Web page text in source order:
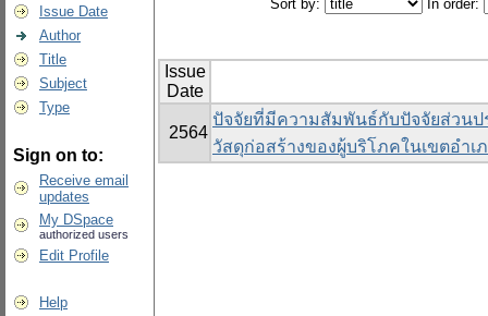
Issue Date
Author
Title
Subject
Type
Sign on to:
Receive email
updates
My DSpace
authorized users
Edit Profile
Help
Sort by: In order:
Issue
Date
2564
ปัจจัยที่มีความสัมพันธ์กับปัจจัยส่วน
วัสดุก่อสร้างของผู้บริโภคในเขตอำเ